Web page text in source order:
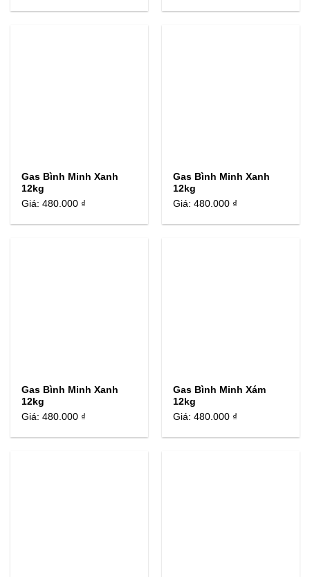
Gas Bình Minh Xanh
12kg
Giá:480.000 ₫
Gas Bình Minh Xanh
12kg
Giá:480.000 ₫
Gas Bình Minh Xanh
12kg
Giá:480.000 ₫
Gas Bình Minh Xám
12kg
Giá:480.000 ₫